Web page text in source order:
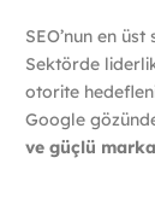
SEO’nun en üst
Sektörde
otorite
Google
ve güçlü marka